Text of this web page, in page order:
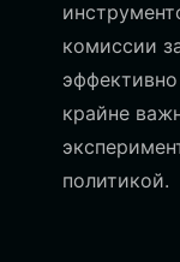
комиссии
крайне
политикой.